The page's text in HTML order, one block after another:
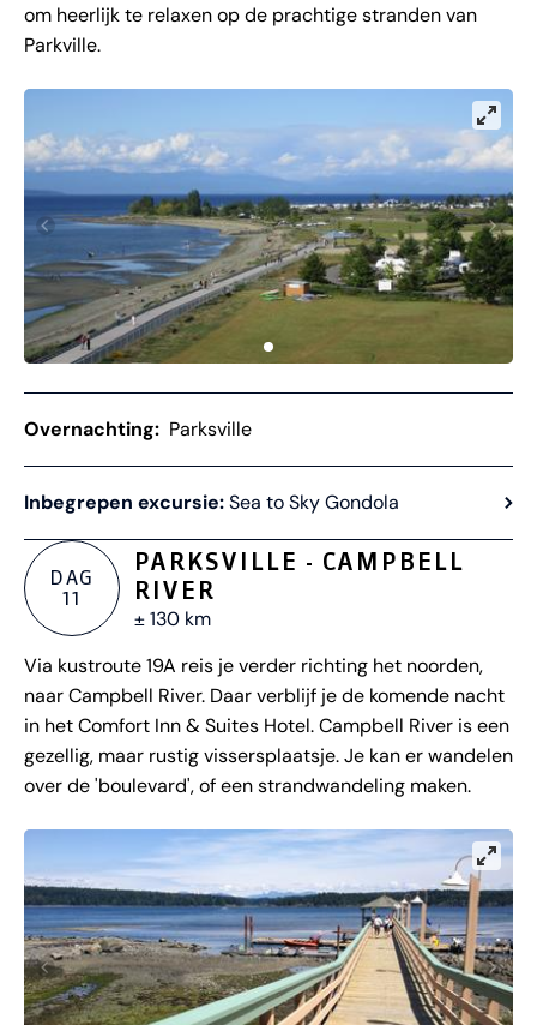
om heerlijk te relaxen op de prachtige stranden van
Parkville.
Overnachting: Parksville
Inbegrepen excursie:Sea to Sky Gondola
DAG
11
PARKSVILLE - CAMPBELL
RIVER
± 130 km
Via kustroute 19A reis je verder richting het noorden,
naar Campbell River. Daar verblijf je de komende nacht
in het Comfort Inn & Suites Hotel. Campbell River is een
gezellig, maar rustig vissersplaatsje. Je kan er wandelen
over de 'boulevard', of een strandwandeling maken.